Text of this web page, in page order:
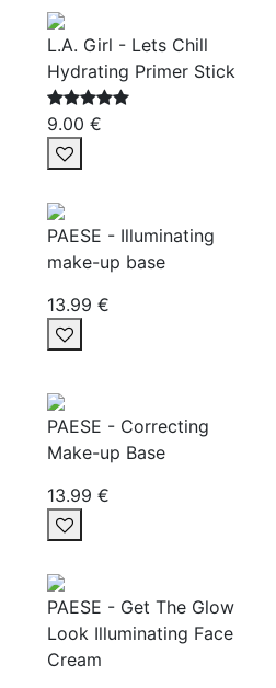
L.A. Girl - Lets Chill
Hydrating Primer Stick
9.00 €
PAESE - Illuminating
make-up base
13.99 €
PAESE - Correcting
Make-up Base
13.99 €
PAESE - Get The Glow
Look Illuminating Face
Cream